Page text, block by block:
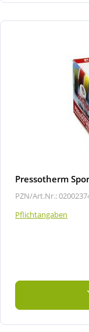
Pressotherm
PZN/Art.Nr.:
Pflichtangaben